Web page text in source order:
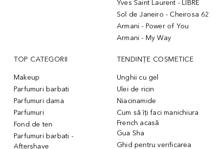
Yves Saint Laurent - LIBRE
Sol de Janeiro - Cheirosa 62
Armani - Power of You
Armani - My Way
TOP CATEGORII
Makeup
Parfumuri barbati
Parfumuri dama
Parfumuri
Fond de ten
Parfumuri barbati -
Aftershave
TENDINȚE COSMETICE
Unghii cu gel
Ulei de ricin
Niacinamide
Cum să îți faci manichiura
French acasă
Gua Sha
Ghid pentru verificarea